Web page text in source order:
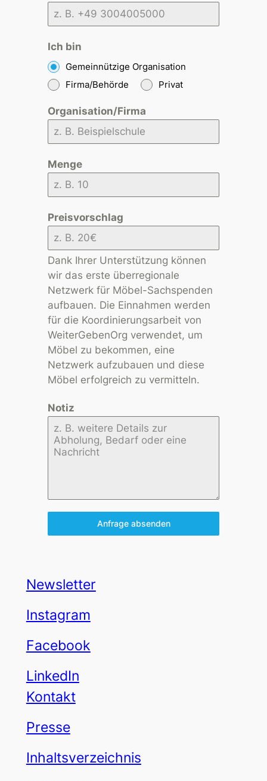
Ich bin
Gemeinnützige Organisation
Firma/Behörde
Privat
Organisation/Firma
Menge
Preisvorschlag
Dank Ihrer Unterstützung können
wir das erste überregionale
Netzwerk für Möbel-Sachspenden
aufbauen. Die Einnahmen werden
für die Koordinierungsarbeit von
WeiterGebenOrg verwendet, um
Möbel zu bekommen, eine
Netzwerk aufzubauen und diese
Möbel erfolgreich zu vermitteln.
Notiz
Anfrage absenden
Newsletter
Instagram
Facebook
LinkedIn
Kontakt
Presse
Inhaltsverzeichnis